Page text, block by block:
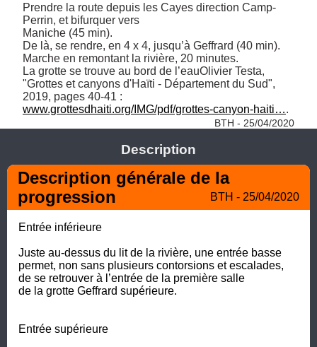
Prendre la route depuis les Cayes direction Camp-
Perrin, et bifurquer vers
Maniche (45 min).
De là, se rendre, en 4 x 4, jusqu’à Geffrard (40 min).
Marche en remontant la rivière, 20 minutes.
La grotte se trouve au bord de l’eauOlivier Testa,
"Grottes et canyons d'Haïti - Département du Sud",
www.grottesdhaiti.org/IMG/pdf/grottes-canyon-haiti….
BTH - 25/04/2020
Description
Description générale de la
progression
BTH - 25/04/2020
Entrée inférieure
Juste au-dessus du lit de la rivière, une entrée basse
permet, non sans plusieurs contorsions et escalades,
de se retrouver à l’entrée de la première salle
de la grotte Geffrard supérieure.
Entrée supérieure